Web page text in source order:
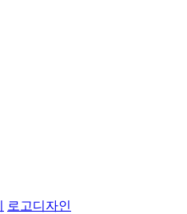
로고디자인